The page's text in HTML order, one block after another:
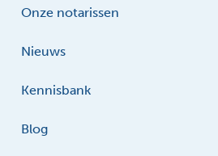
Onze notarissen
Nieuws
Kennisbank
Blog